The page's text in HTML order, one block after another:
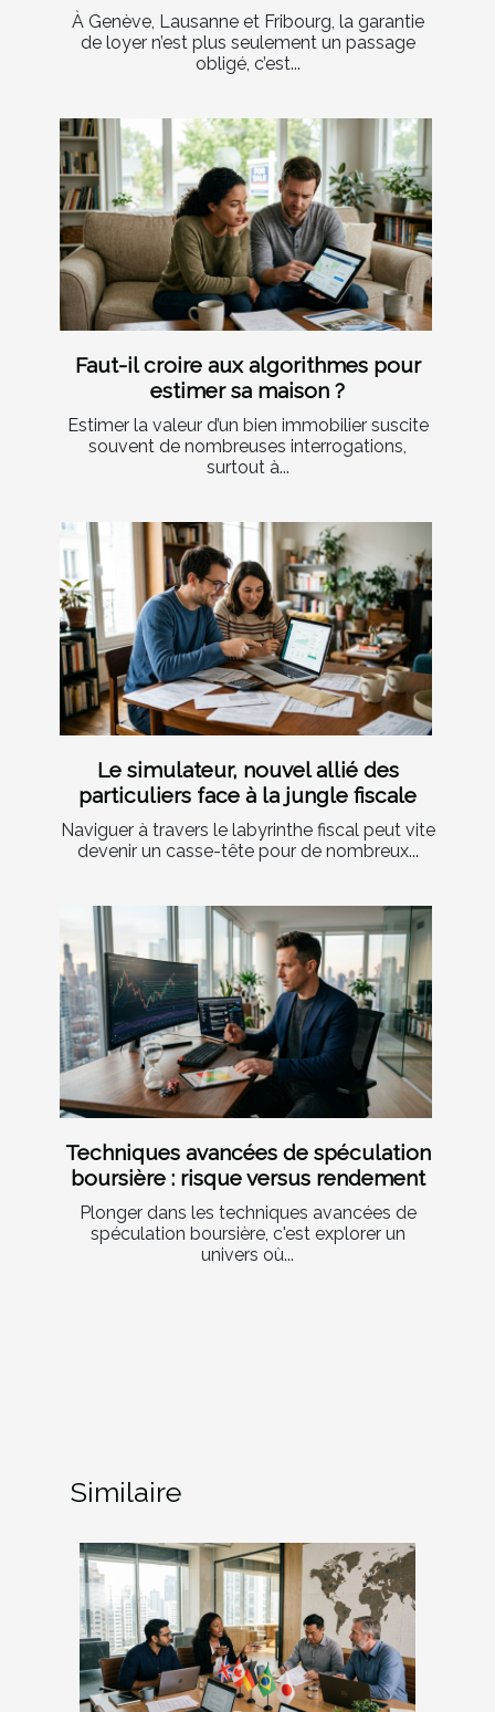
À Genève, Lausanne et Fribourg, la garantie
de loyer n’est plus seulement un passage
obligé, c’est...
Faut-il croire aux algorithmes pour
estimer sa maison ?
Estimer la valeur d’un bien immobilier suscite
souvent de nombreuses interrogations,
surtout à...
Le simulateur, nouvel allié des
particuliers face à la jungle fiscale
Naviguer à travers le labyrinthe fiscal peut vite
devenir un casse-tête pour de nombreux...
Techniques avancées de spéculation
boursière : risque versus rendement
Plonger dans les techniques avancées de
spéculation boursière, c'est explorer un
univers où...
Similaire